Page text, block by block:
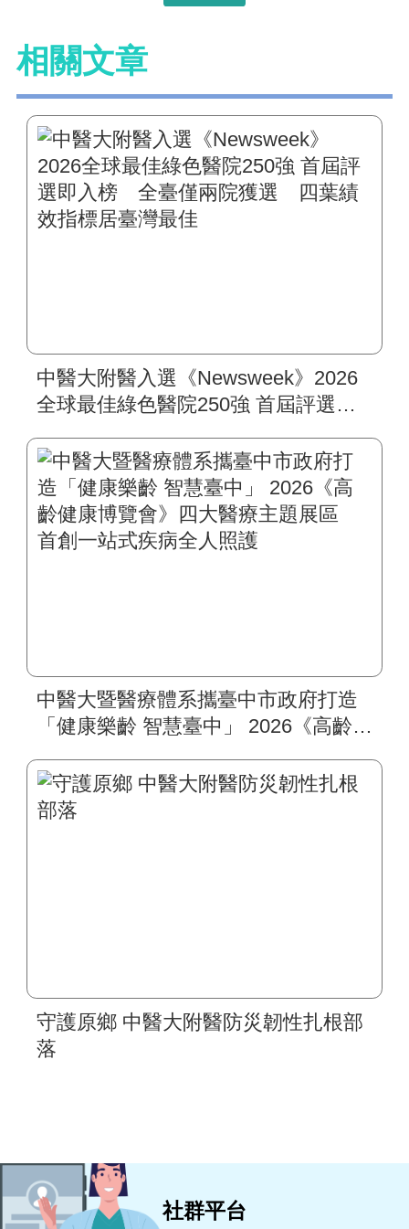
相關文章
中醫大附醫入選《Newsweek》2026
全球最佳綠色醫院250強 首屆評選即
標居臺灣最佳
中醫大暨醫療體系攜臺中市政府打造
「健康樂齡 智慧臺中」 2026《高齡健
一站式疾病全人照護
守護原鄉 中醫大附醫防災韌性扎根部
落
社群平台